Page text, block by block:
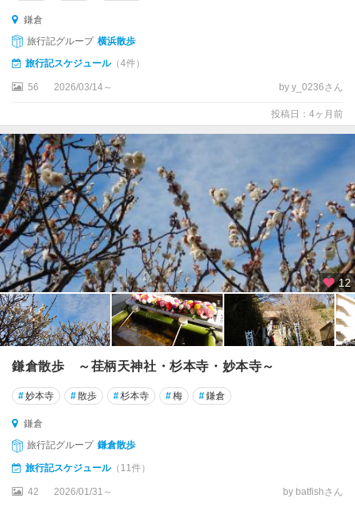
鎌倉
旅行記グループ 横浜散歩
旅行記スケジュール（4件）
56 2026/03/14～ by y_0236さん
投稿日：4ヶ月前
12
鎌倉散歩 ～荏柄天神社・杉本寺・妙本寺～
#妙本寺 #散歩 #杉本寺 #梅 #鎌倉
鎌倉
旅行記グループ 鎌倉散歩
旅行記スケジュール（11件）
42 2026/01/31～ by batfishさん